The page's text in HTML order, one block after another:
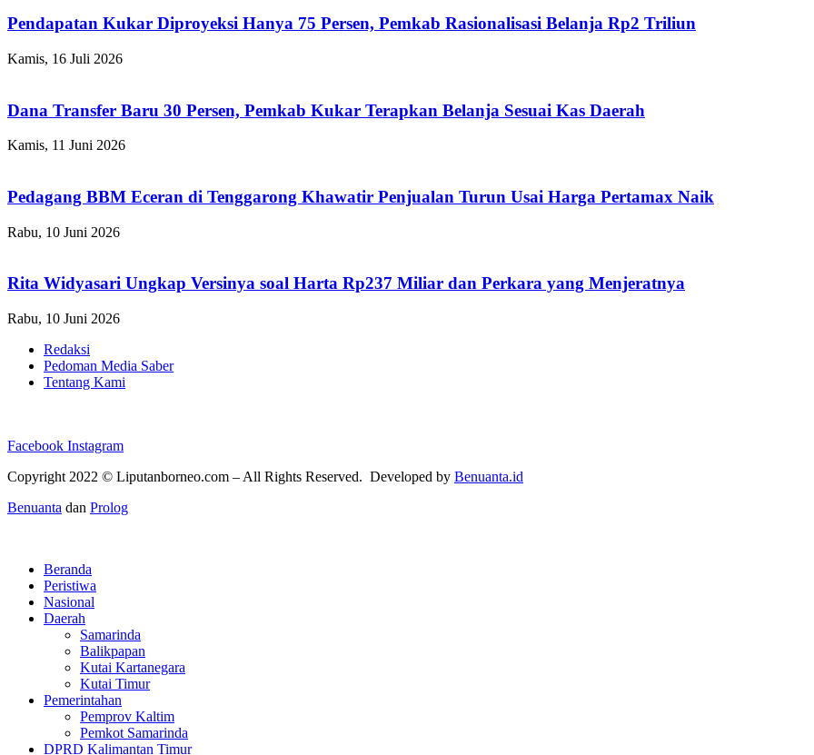
Pendapatan Kukar Diproyeksi Hanya 75 Persen, Pemkab Rasionalisasi Belanja Rp2 Triliun
Kamis, 16 Juli 2026
Dana Transfer Baru 30 Persen, Pemkab Kukar Terapkan Belanja Sesuai Kas Daerah
Kamis, 11 Juni 2026
Pedagang BBM Eceran di Tenggarong Khawatir Penjualan Turun Usai Harga Pertamax Naik
Rabu, 10 Juni 2026
Rita Widyasari Ungkap Versinya soal Harta Rp237 Miliar dan Perkara yang Menjeratnya
Rabu, 10 Juni 2026
Redaksi
Pedoman Media Saber
Tentang Kami
Facebook Instagram
Copyright 2022 © Liputanborneo.com – All Rights Reserved. Developed by Benuanta.id
Benuanta dan Prolog
Beranda
Peristiwa
Nasional
Daerah
Samarinda
Balikpapan
Kutai Kartanegara
Kutai Timur
Pemerintahan
Pemprov Kaltim
Pemkot Samarinda
DPRD Kalimantan Timur